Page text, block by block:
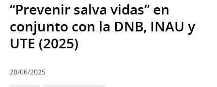
“Prevenir salva vidas” en
conjunto con la DNB, INAU y
UTE (2025)
20/06/2025